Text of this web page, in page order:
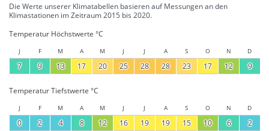
Die Werte unserer Klimatabellen basieren auf Messungen an den
Klimastationen im Zeitraum 2015 bis 2020.
Temperatur Höchstwerte °C
J F M A M J J A S O N D
7 9 13 17 20 25 28 28 23 17 12 9
Temperatur Tiefstwerte °C
J F M A M J J A S O N D
0 2 4 8 12 16 19 19 15 10 6 2